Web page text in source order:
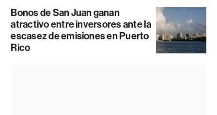
Bonos de San Juan ganan
atractivo entre inversores ante la
escasez de emisiones en Puerto
Rico